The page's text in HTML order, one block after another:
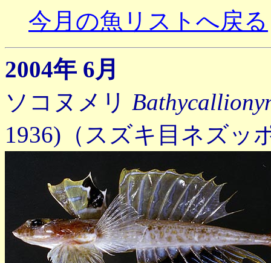
今月の魚リストへ戻る
2004年 6月
ソコヌメリ
1936) （スズキ目ネズッ